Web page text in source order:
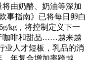
由奶酪、奶油等深加
事指南》已将每日卵白
kg，将控制定义下一
咖啡和甜品……越来越
业人才短板，乳品的消
，年复合增加率跨越